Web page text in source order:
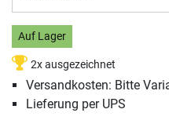
Auf Lager
2x ausgezeichnet
Versandkosten: Bitte
Lieferung per UPS